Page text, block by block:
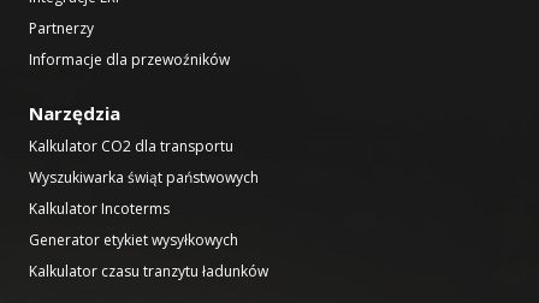
Partnerzy
Informacje dla przewoźników
Narzędzia
Kalkulator CO2 dla transportu
Wyszukiwarka świąt państwowych
Kalkulator Incoterms
Generator etykiet wysyłkowych
Kalkulator czasu tranzytu ładunków